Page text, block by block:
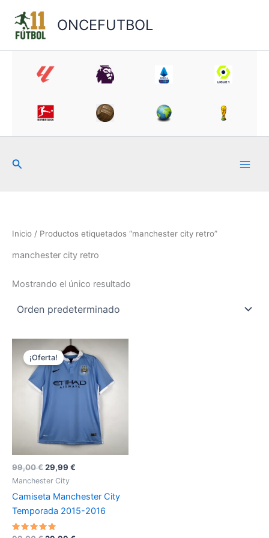
contenido
ONCEFUTBOL
Buscar
Inicio / Productos etiquetados “manchester city retro”
manchester city retro
Mostrando el único resultado
99,00€El
precio
original
era:
99,00 €.
29,99 €
es:
29,99 €.
¡Oferta!
Manchester City
Camiseta Manchester City
Temporada 2015-2016